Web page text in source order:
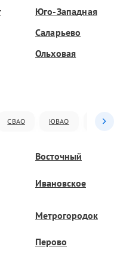
Юго-Западная
Саларьево
Ольховая
СВАО ЮВАО ЮАО
Восточный
Ивановское
Метрогородок
Перово